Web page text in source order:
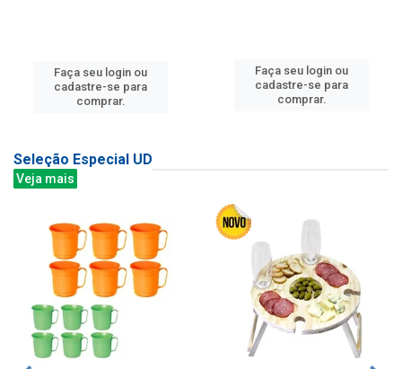
Faça seu login ou
cadastre-se para
comprar.
Faça seu login ou
cadastre-se para
comprar.
Seleção Especial UD
Veja mais